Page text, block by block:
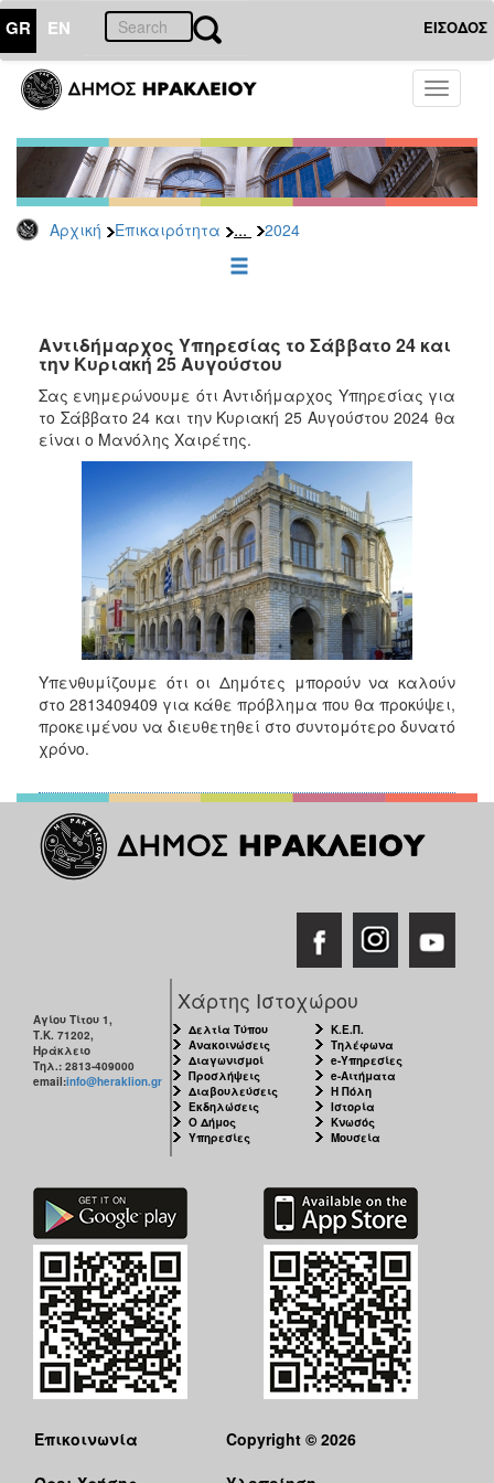
GR EN ΕΙΣΟΔΟΣ
Toggle
Αρχική Επικαιρότητα ... 2024
ΕΠΙΚΑΙΡΟΤΗΤΑ
Τύπου
Αρχείο
2026
2025
2022
2021
2020
2019
2017
2016
2015
2013
2012
2011
2010
2006
ΔΗΜΟΤΗΣ
Αντιδήμαρχος Υπηρεσίας το Σάββατο 24 και
την Κυριακή 25 Αυγούστου
Σας ενημερώνουμε ότι Αντιδήμαρχος Υπηρεσίας για
το Σάββατο 24 και την Κυριακή 25 Αυγούστου 2024 θα
είναι ο Μανόλης Χαιρέτης.
Υπενθυμίζουμε ότι οι Δημότες μπορούν να καλούν
στο 2813409409 για κάθε πρόβλημα που θα προκύψει,
προκειμένου να διευθετηθεί στο συντομότερο δυνατό
χρόνο.
Αγίου Τίτου 1,
Τ.Κ. 71202,
Ηράκλειο
Τηλ.: 2813-409000
email:info@heraklion.gr
Χάρτης Ιστοχώρου
Δελτία Τύπου
Ανακοινώσεις
Διαγωνισμοί
Προσλήψεις
Διαβουλεύσεις
Εκδηλώσεις
Ο Δήμος
Υπηρεσίες
Κ.Ε.Π.
Τηλέφωνα
e-Υπηρεσίες
e-Αιτήματα
Η Πόλη
Ιστορία
Κνωσός
Μουσεία
Επικοινωνία
Copyright © 2026